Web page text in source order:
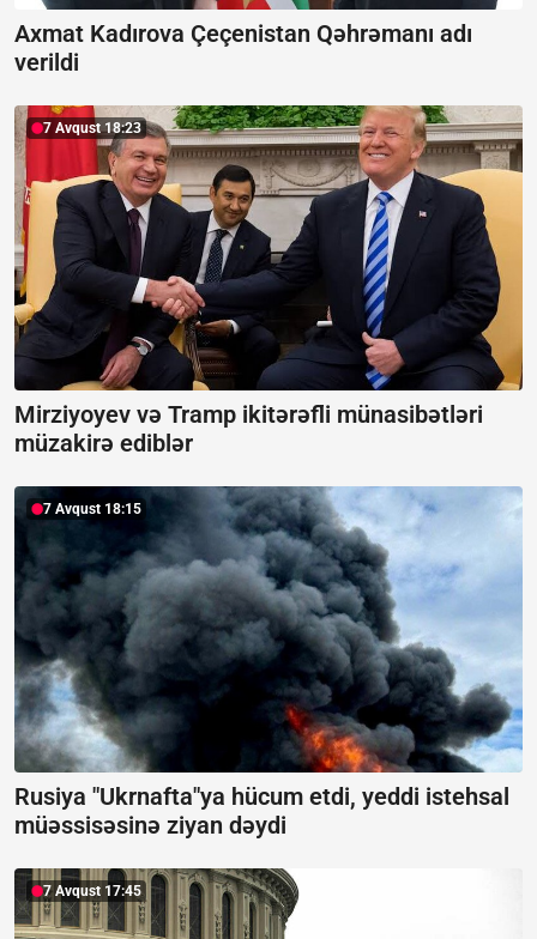
Axmat Kadırova Çeçenistan Qəhrəmanı adı
verildi
7 Avqust 18:23
Mirziyoyev və Tramp ikitərəfli münasibətləri
müzakirə ediblər
7 Avqust 18:15
Rusiya "Ukrnafta"ya hücum etdi, yeddi istehsal
müəssisəsinə ziyan dəydi
7 Avqust 17:45